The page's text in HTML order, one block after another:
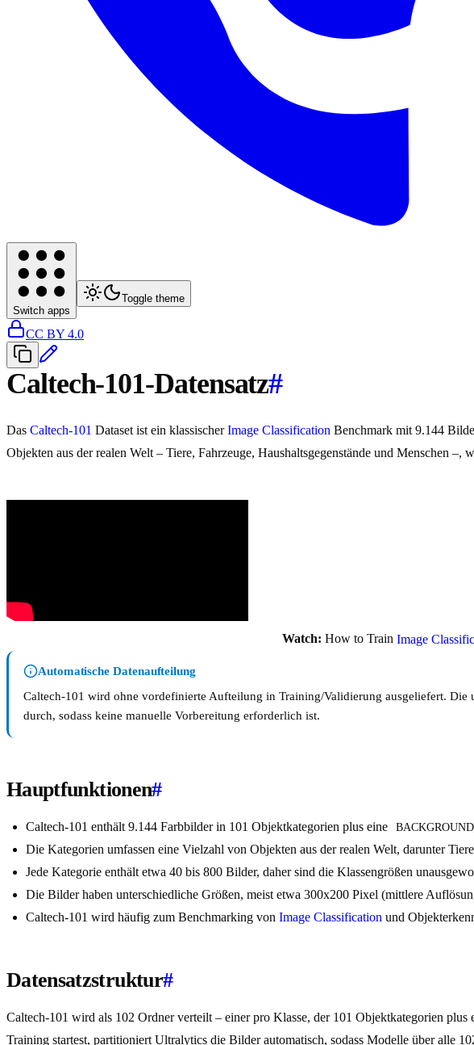
Switch apps
Toggle theme
CC BY 4.0
Caltech-101-Datensatz#
Das Caltech-101 Dataset ist ein klassischerImage Classification Benchmark mit 9.144
Objekten aus der realen Welt – Tiere, Fahrzeuge, Haushaltsgegenstände und Menschen
Watch: How to Train Image
Automatische Datenaufteilung
Caltech-101 wird ohne vordefinierte Aufteilung in Training/Validierung ausgeliefert.
durch, sodass keine manuelle Vorbereitung erforderlich ist.
Hauptfunktionen#
Caltech-101 enthält 9.144 Farbbilder in 101 Objektkategorien plus eine
Die Kategorien umfassen eine Vielzahl von Objekten aus der realen Welt, darunter
Jede Kategorie enthält etwa 40 bis 800 Bilder, daher sind die Klassengrößen
Die Bilder haben unterschiedliche Größen, meist etwa 300x200 Pixel (mittlere
Caltech-101 wird häufig zum Benchmarking von Image Classification und
Datensatzstruktur#
Caltech-101 wird als 102 Ordner verteilt – einer pro Klasse, der 101 Objektkategorien plus
Training startest, partitioniert Ultralytics die Bilder automatisch, sodass Modelle über alle